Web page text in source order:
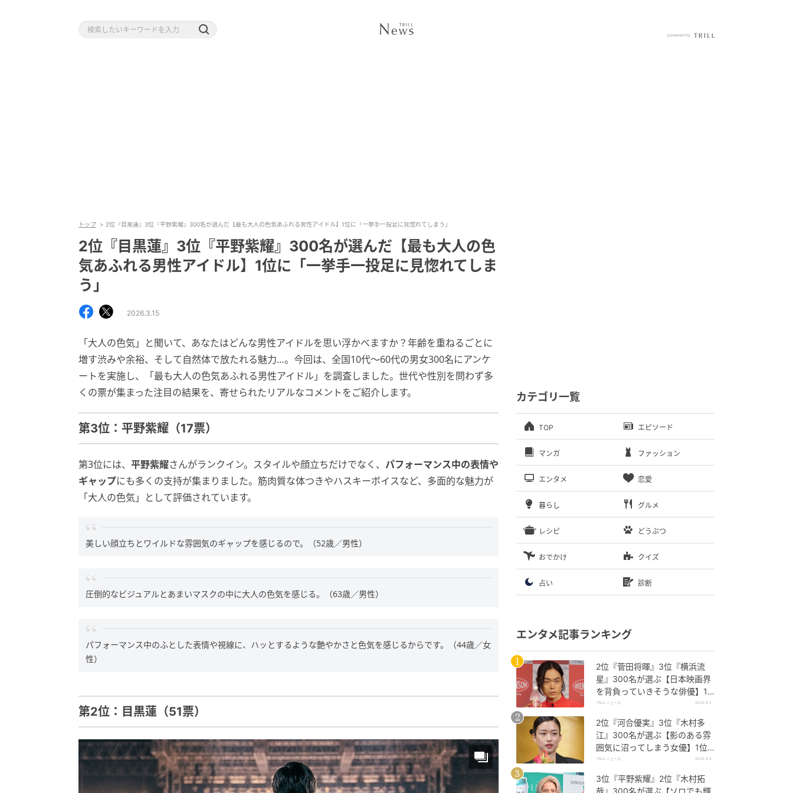
トップ 2位『目黒蓮』3位『平野紫耀』300名が選んだ【最も大人の色気あふれる男性アイドル】1位に「一挙手一投足に見惚れてしまう」
2位『目黒蓮』3位『平野紫耀』300名が選んだ【最も大人の色
気あふれる男性アイドル】1位に「一挙手一投足に見惚れてしま
う」
2026.3.15
「大人の色気」と聞いて、あなたはどんな男性アイドルを思い浮かべますか？年齢を重ねるごとに
増す渋みや余裕、そして自然体で放たれる魅力…。今回は、全国10代〜60代の男女300名にアンケ
ートを実施し、「最も大人の色気あふれる男性アイドル」を調査しました。世代や性別を問わず多
くの票が集まった注目の結果を、寄せられたリアルなコメントをご紹介します。
第3位：平野紫耀（17票）
第3位には、 平野紫耀さんがランクイン。スタイルや顔立ちだけでなく、 パフォーマンス中の表情や
ギャップにも多くの支持が集まりました。筋肉質な体つきやハスキーボイスなど、多面的な魅力が
「大人の色気」として評価されています。
美しい顔立ちとワイルドな雰囲気のギャップを感じるので。（52歳／男性）
圧倒的なビジュアルとあまいマスクの中に大人の色気を感じる。（63歳／男性）
パフォーマンス中のふとした表情や視線に、ハッとするような艶やかさと色気を感じるからです。（44歳／女
性）
第2位：目黒蓮（51票）
カテゴリ一覧
TOP エピソード
マンガ ファッション
エンタメ 恋愛
暮らし グルメ
レシピ どうぶつ
おでかけ クイズ
占い 診断
エンタメ記事ランキング
2位『菅田将暉』3位『横浜流
星』300名が選ぶ【日本映画界
を背負っていきそうな俳優】1
位に「圧倒的」「迫力が増すば
TRILL ニュース 2026.8.5
2位『河合優実』3位『木村多
江』300名が選ぶ【影のある雰
囲気に沼ってしまう女優】1位
に「目が離せない」「独特な透
TRILL ニュース 2026.8.4
3位『平野紫耀』2位『木村拓
哉』300名が選ぶ【ソロでも輝